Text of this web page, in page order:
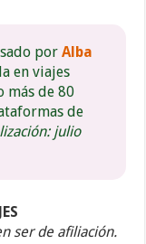
porAlba
en viajes
más de 80
de
julio
ser de afiliación.